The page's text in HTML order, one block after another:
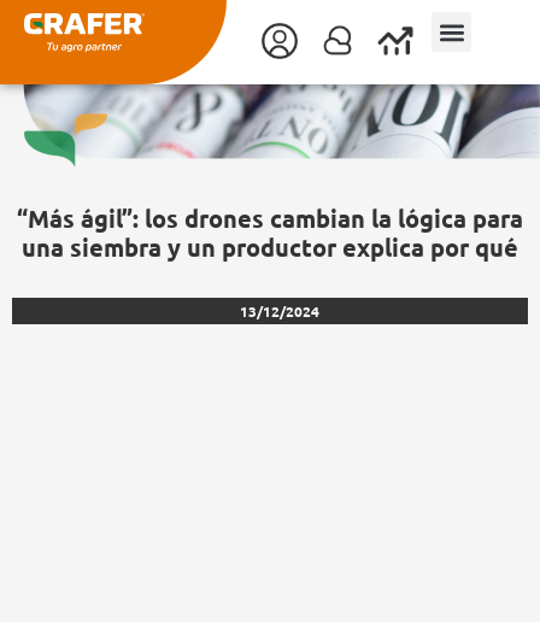
contenido
“Más ágil”: los drones cambian la lógica para
una siembra y un productor explica por qué
13/12/2024